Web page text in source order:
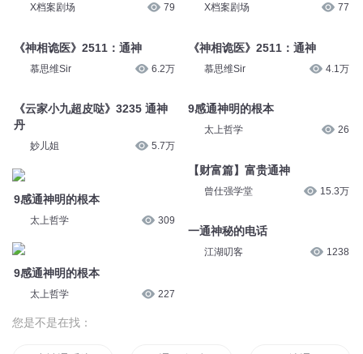
X档案剧场 79
《神相诡医》2511：通神
慕思维Sir 6.2万
《云家小九超皮哒》3235 通神
丹
妙儿姐 5.7万
9感通神明的根本
太上哲学 309
9感通神明的根本
太上哲学 227
X档案剧场 77
《神相诡医》2511：通神
慕思维Sir 4.1万
9感通神明的根本
太上哲学 26
【财富篇】富贵通神
曾仕强学堂 15.3万
一通神秘的电话
江湖叨客 1238
您是不是在找：